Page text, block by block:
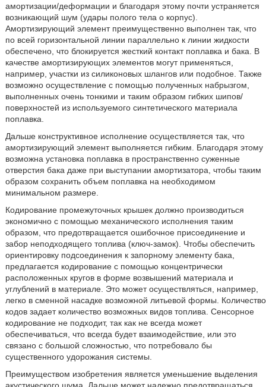
амортизации/деформации и благодаря этому почти устраняется
возникающий шум (удары полого тела о корпус).
Амортизирующий элемент преимущественно выполнен так, что
по всей горизонтальной линии параллельно к линии жидкости
обеспечено, что блокируется жесткий контакт поплавка и бака. В
качестве амортизирующих элементов могут применяться,
например, участки из силиконовых шлангов или подобное. Также
возможно осуществление с помощью полученных набрызгом,
выполненных очень тонкими и таким образом гибких шипов/
поверхностей из используемого синтетического материала
поплавка.
Дальше конструктивное исполнение осуществляется так, что
амортизирующий элемент выполняется гибким. Благодаря этому
возможна установка поплавка в пространственно суженные
отверстия бака даже при выступании амортизатора, чтобы таким
образом сохранить объем поплавка на необходимом
минимальном размере.
Кодирование промежуточных крышек должно производиться
экономично с помощью механического исполнения таким
образом, что предотвращается ошибочное присоединение и
забор неподходящего топлива (ключ-замок). Чтобы обеспечить
ориентировку подсоединения к запорному элементу бака,
предлагается кодирование с помощью концентрически
расположенных кругов в форме возвышений материала и
углублений в материале. Это может осуществляться, например,
легко в сменной насадке возможной литьевой формы. Количество
кодов задает количество возможных видов топлива. Сенсорное
кодирование не подходит, так как не всегда может
обеспечиваться, что всегда будет взаимодействие, или это
связано с большой сложностью, что потребовало бы
существенного удорожания системы.
Преимуществом изобретения является уменьшение выделения